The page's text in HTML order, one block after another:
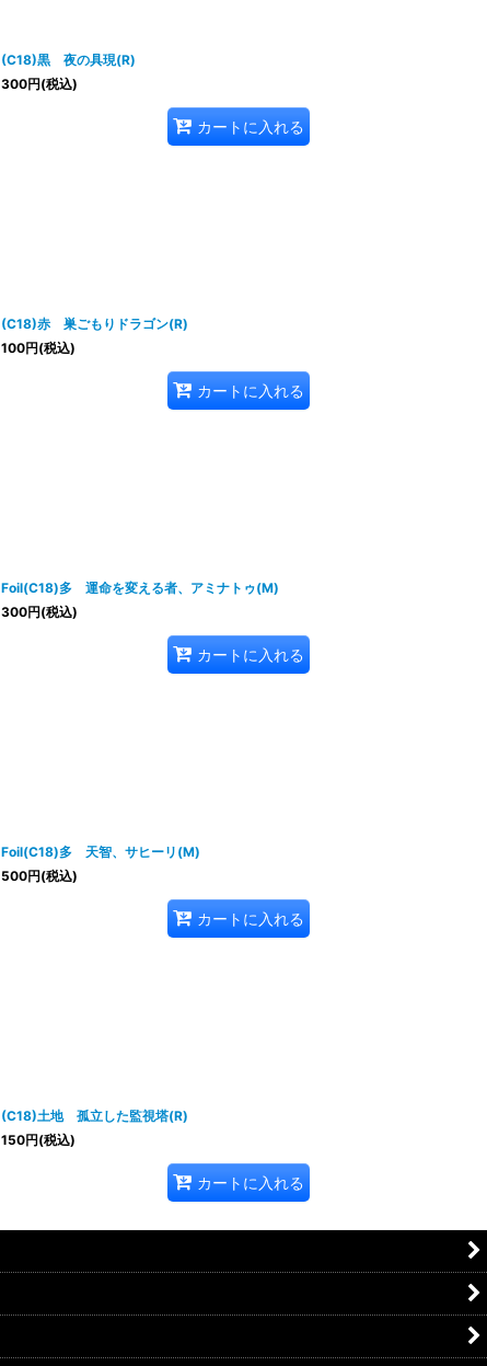
(C18)黒 夜の具現(R)
300円(税込)
カートに入れる
(C18)赤 巣ごもりドラゴン(R)
100円(税込)
カートに入れる
Foil(C18)多 運命を変える者、アミナトゥ(M)
300円(税込)
カートに入れる
Foil(C18)多 天智、サヒーリ(M)
500円(税込)
カートに入れる
(C18)土地 孤立した監視塔(R)
150円(税込)
カートに入れる